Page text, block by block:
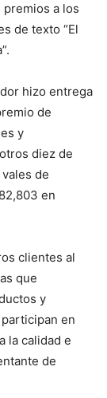
a los
de texto “El
hizo entrega
de
y
diez de
de
en
clientes al
que
y
en
la calidad e
de